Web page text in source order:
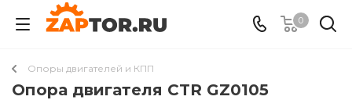
0
Опоры двигателей и КПП
Опора двигателя CTR GZ0105